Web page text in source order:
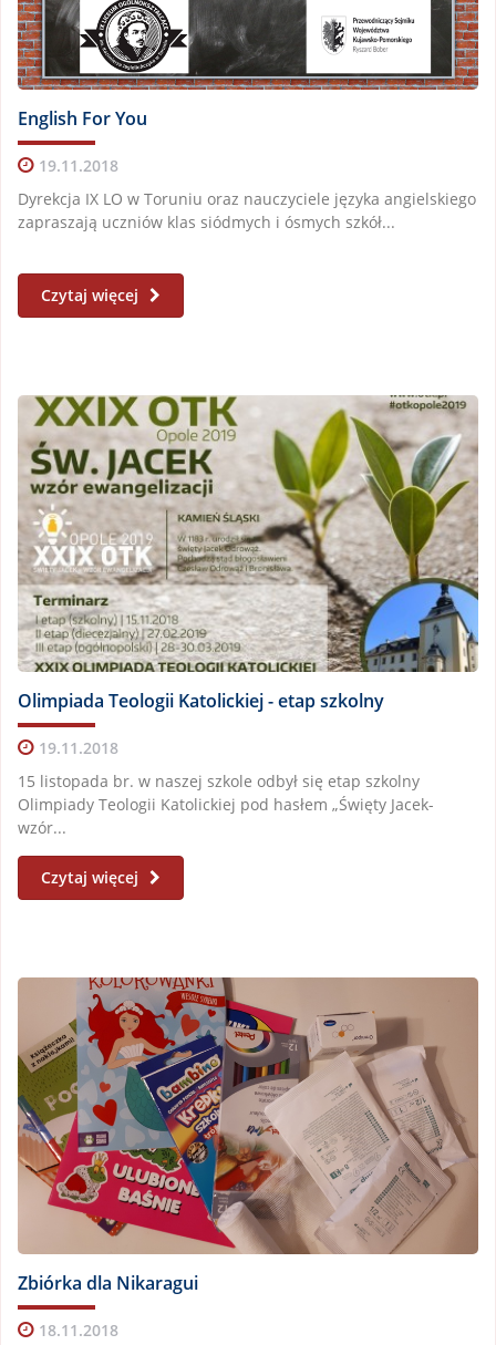
English For You
19.11.2018
Dyrekcja IX LO w Toruniu oraz nauczyciele języka angielskiego
zapraszają uczniów klas siódmych i ósmych szkół...
Czytaj więcej
Olimpiada Teologii Katolickiej - etap szkolny
19.11.2018
15 listopada br. w naszej szkole odbył się etap szkolny
Olimpiady Teologii Katolickiej pod hasłem „Święty Jacek-
wzór...
Czytaj więcej
Zbiórka dla Nikaragui
18.11.2018